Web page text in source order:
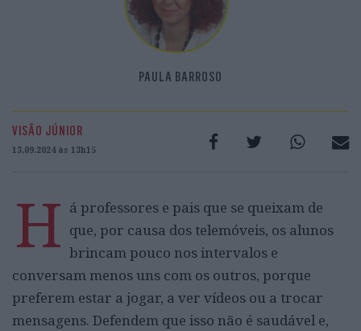
PAULA BARROSO
VISÃO JÚNIOR
13.09.2024 às 13h15
H á professores e pais que se queixam de
que, por causa dos telemóveis, os alunos
brincam pouco nos intervalos e
conversam menos uns com os outros, porque
preferem estar a jogar, a ver vídeos ou a trocar
mensagens. Defendem que isso não é saudável e,